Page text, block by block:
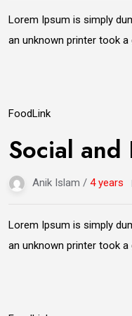
Lorem Ipsum is simply
an unknown printer took
21
FoodLink
Social and
Anik Islam / 4 years
Lorem Ipsum is simply
an unknown printer took